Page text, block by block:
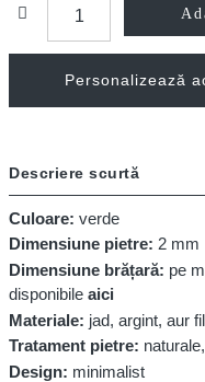
Personalizează
Descriere scurtă
Culoare: verde
Dimensiune pietre: 2 mm
Dimensiune brățară: pe
disponibile aici
Materiale: jad, argint, aur
Tratament pietre:
Design: minimalist